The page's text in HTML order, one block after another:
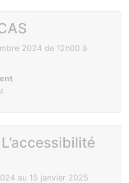
2024 de 12h00 à
au 15 janvier 2025